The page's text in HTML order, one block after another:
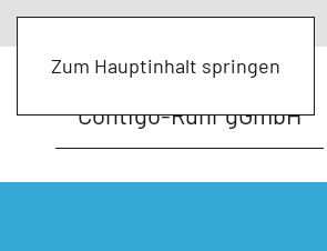
Zum Hauptinhalt springen
Contigo-Ruhr gGmbH